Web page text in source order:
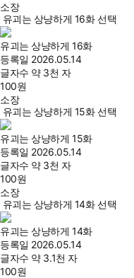
소장
유괴는 상냥하게 16화 선택
유괴는 상냥하게 16화
등록일 2026.05.14
글자수 약 3천 자
100원
소장
유괴는 상냥하게 15화 선택
유괴는 상냥하게 15화
등록일 2026.05.14
글자수 약 3천 자
100원
소장
유괴는 상냥하게 14화 선택
유괴는 상냥하게 14화
등록일 2026.05.14
글자수 약 3.1천 자
100원